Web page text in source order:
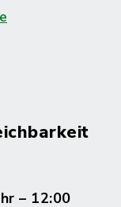
– 12:00